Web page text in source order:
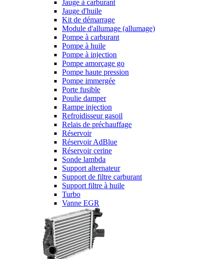
Jauge à carburant
Jauge d'huile
Kit de démarrage
Module d'allumage (allumage)
Pompe à carburant
Pompe à huile
Pompe à injection
Pompe amorçage go
Pompe haute pression
Pompe immergée
Porte fusible
Poulie damper
Rampe injection
Refroidisseur gasoil
Relais de préchauffage
Réservoir
Réservoir AdBlue
Réservoir cerine
Sonde lambda
Support alternateur
Support de filtre carburant
Support filtre à huile
Turbo
Vanne EGR